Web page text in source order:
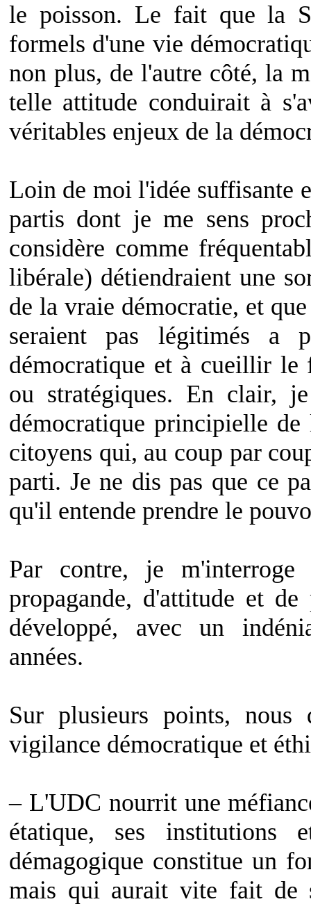
le poisson. Le fait que la
formels d'une vie
non plus, de l'autre côté, la
telle attitude conduirait à
véritables enjeux de la
Loin de moi l'idée suffisante
partis dont je me sens
considère comme
libérale) détiendraient une
de la vraie démocratie, et
seraient pas légitimés a
démocratique et à cueillir le
ou stratégiques. En clair,
démocratique principielle
citoyens qui, au coup par
parti. Je ne dis pas que ce
qu'il entende prendre le
Par contre, je
propagande, d'attitude et
développé, avec un
années.
Sur plusieurs points,
vigilance démocratique et
– L'UDC nourrit une
étatique, ses institutions
démagogique constitue un
mais qui aurait vite fait de